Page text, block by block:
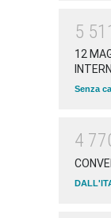
5 51
12
Senza
4 77